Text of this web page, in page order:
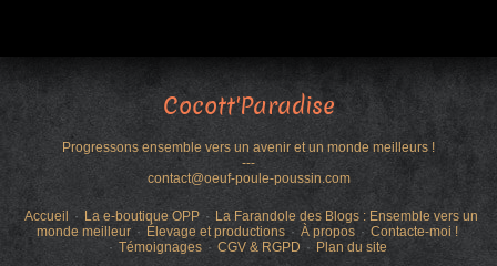
Cocott'Paradise
Progressons ensemble vers un avenir et un monde meilleurs !
---
contact@oeuf-poule-poussin.com
Accueil La e-boutique OPP
La Farandole des Blogs : Ensemble vers un
monde meilleur
Élevage et productions À propos
Contacte-moi !
Témoignages
CGV & RGPD Plan du site